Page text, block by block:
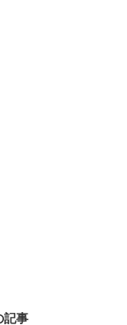
記事